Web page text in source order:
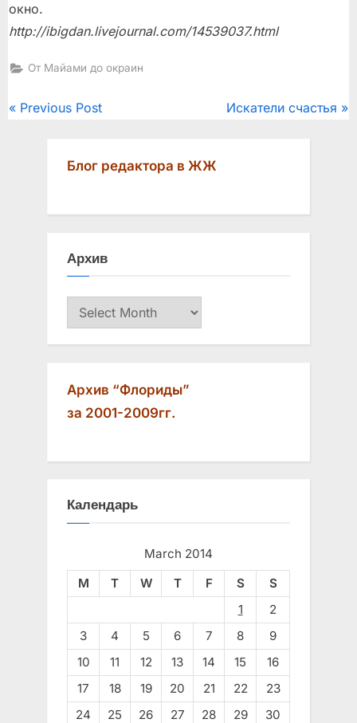
окно.
http://ibigdan.livejournal.com/14539037.html
От Майами до окраин
Post
P
Previous Post
N
o
Искатели счастья
Блог редактора в ЖЖ
Архив
Архив
Архив “Флориды”
за 2001-2009гг.
Календарь
March 2014
M
T W T F S
S
1
2
3
4 5 6 7 8
9
10
11 12 13 14 15
16
17
18 19 20 21 22
23
24
25 26 27 28 29 30